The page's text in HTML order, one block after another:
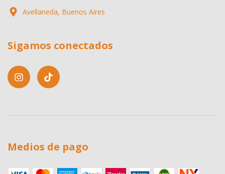
Avellaneda, Buenos Aires
Sigamos conectados
Medios de pago